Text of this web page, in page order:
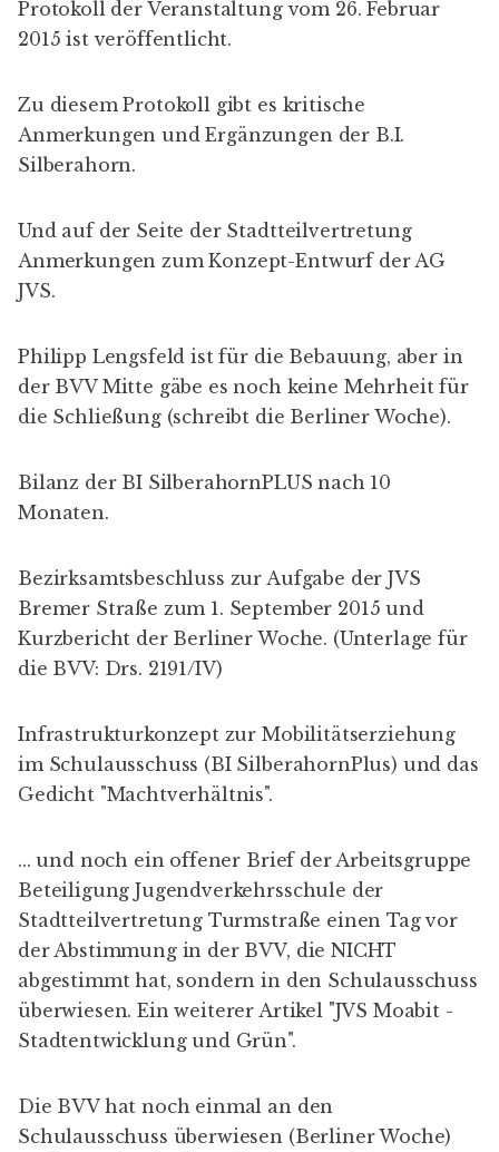
Protokoll der Veranstaltung vom 26. Februar
2015 ist veröffentlicht.
Zu diesem Protokoll gibt es kritische
Anmerkungen und Ergänzungen der B.I.
Silberahorn.
Und auf der Seite der Stadtteilvertretung
Anmerkungen zum Konzept-Entwurfder AG
JVS.
Philipp Lengsfeld ist für die Bebauung, aber in
der BVV Mitte gäbe es noch keine Mehrheit für
die Schließung (schreibt die Berliner Woche).
Bilanz der BI SilberahornPLUS nach 10
Monaten.
Bezirksamtsbeschluss zur Aufgabe der JVS
Bremer Straße zum 1. September 2015 und
Kurzbericht der Berliner Woche. (Unterlage für
die BVV: Drs. 2191/IV)
Infrastrukturkonzept zur Mobilitätserziehung
im Schulausschuss (BI SilberahornPlus) und das
Gedicht "Machtverhältnis".
... und noch ein offener Briefder Arbeitsgruppe
Beteiligung Jugendverkehrsschule der
Stadtteilvertretung Turmstraße einen Tag vor
der Abstimmung in der BVV, dieNICHT
abgestimmthat, sondern in den Schulausschuss
überwiesen. Ein weiterer Artikel "JVS Moabit -
Stadtentwicklung und Grün".
Die BVV hat noch einmal an den
Schulausschuss überwiesen (Berliner Woche)